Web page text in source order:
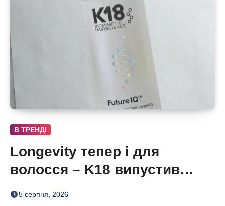
В ТРЕНДІ
Longevity тепер і для
волосся – K18 випустив
нічну сироватку FutureIQ
5 серпня, 2026